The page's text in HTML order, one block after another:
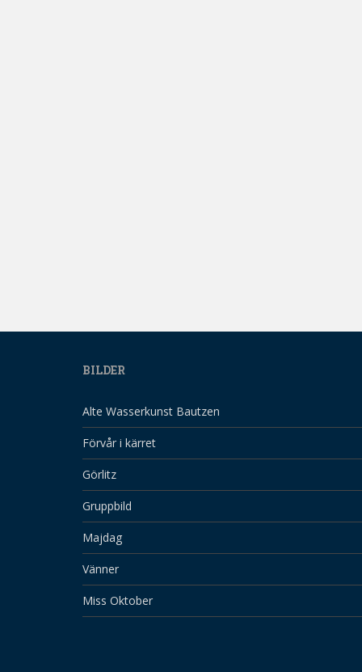
BILDER
Alte Wasserkunst Bautzen
Förvår i kärret
Görlitz
Gruppbild
Majdag
Vänner
Miss Oktober